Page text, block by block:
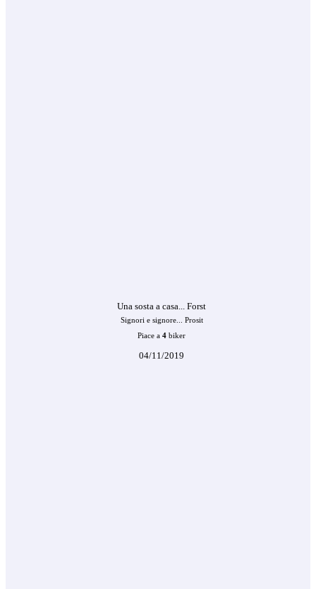
Una sosta a casa... Forst
Signori e signore... Prosit
Piace a 4 biker
04/11/2019